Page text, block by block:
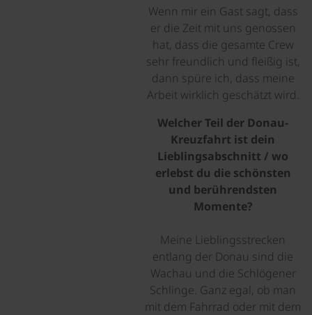
Wenn mir ein Gast sagt, dass
er die Zeit mit uns genossen
hat, dass die gesamte Crew
sehr freundlich und fleißig ist,
dann spüre ich, dass meine
Arbeit wirklich geschätzt wird.
Welcher Teil der Donau-
Kreuzfahrt ist dein
Lieblingsabschnitt / wo
erlebst du die schönsten
und berührendsten
Momente?
Meine Lieblingsstrecken
entlang der Donau sind die
Wachau und die Schlögener
Schlinge. Ganz egal, ob man
mit dem Fahrrad oder mit dem